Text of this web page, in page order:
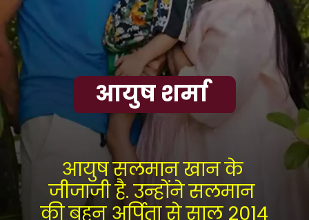
आयुष शर्मा
आयुष सलमान खान के
जीजाजी है. उन्होंने सलमान
की बहन अर्पिता से साल 2014